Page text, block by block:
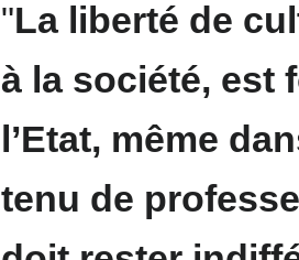
"La liberté de
à la société, est
l’Etat, même
tenu de